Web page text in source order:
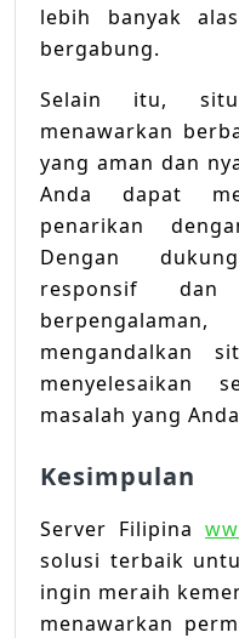
lebih banyak
bergabung.
Selain itu,
menawarkan
yang aman dan
Anda dapat
penarikan
Dengan
responsif
mengandalkan
menyelesaikan
masalah yang
Kesimpulan
Server Filipina
solusi terbaik
ingin meraih
menawarkan